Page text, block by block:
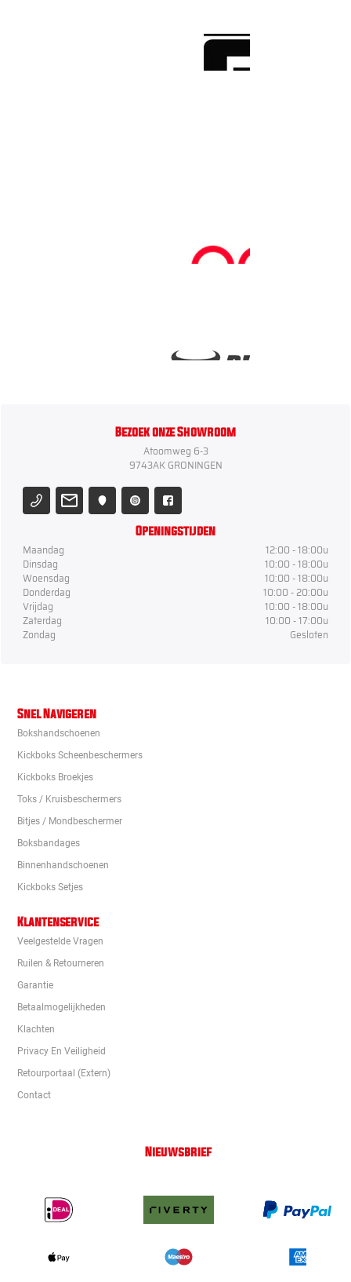
Bezoek onze Showroom
Atoomweg 6-3
9743AK GRONINGEN
Openingstijden
Maandag
12:00 - 18:00u
Dinsdag
10:00 - 18:00u
Woensdag
10:00 - 18:00u
Donderdag
10:00 - 20:00u
Vrijdag
10:00 - 18:00u
Zaterdag
10:00 - 17:00u
Zondag
Gesloten
Snel Navigeren
Bokshandschoenen
Kickboks Scheenbeschermers
Kickboks Broekjes
Toks / Kruisbeschermers
Bitjes / Mondbeschermer
Boksbandages
Binnenhandschoenen
Kickboks Setjes
Klantenservice
Veelgestelde Vragen
Ruilen & Retourneren
Garantie
Betaalmogelijkheden
Klachten
Privacy En Veiligheid
Retourportaal (extern)
Contact
Nieuwsbrief